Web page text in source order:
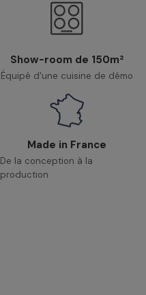
Show-room de 150m²
Équipé d'une cuisine de démo
Made in France
De la conception à la
production